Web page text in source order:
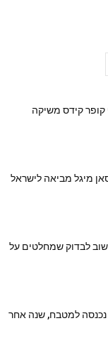
קופר קידס משיקה
מיגל מביאה לישראל
לבדוק שמחלטים על
למטבח, שנה אחר